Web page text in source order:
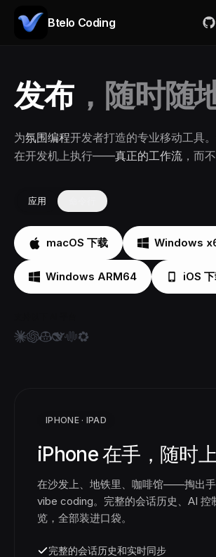
Btelo Coding
写码，随时随
为氛围编程开发者打造的专业移动工具
在开发机上执行——真正的工作流 ，而
应用
macOS 下载 Windows
Windows ARM64 iOS
IPHONE · IPAD
iPhone 在手，随时上
在沙发上、地铁里、咖啡馆——掏出
vibe coding。完整的会话历史、AI 控
览，全部装进口袋。
完整的会话历史和实时同步